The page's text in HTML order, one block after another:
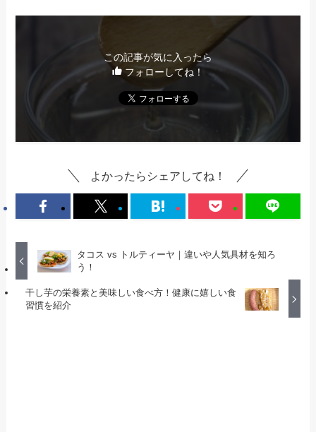
この記事が気に入ったら
フォローしてね！
よかったらシェアしてね！
タコス vs トルティーヤ｜違いや人気具材を知ろ
う！
干し芋の栄養素と美味しい食べ方！健康に嬉しい食
習慣を紹介